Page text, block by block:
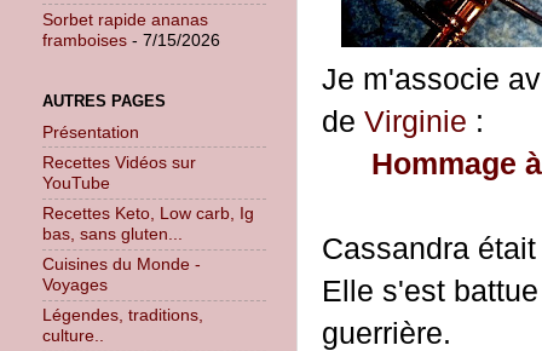
Je m'associe
de Virginie :
Hommage
Cassandra
Elle s'est
guerrière.
Sorbet rapide ananas
framboises - 7/15/2026
AUTRES PAGES
Présentation
Recettes Vidéos sur
YouTube
Recettes Keto, Low carb, Ig
bas, sans gluten...
Cuisines du Monde -
Voyages
Légendes, traditions,
culture..